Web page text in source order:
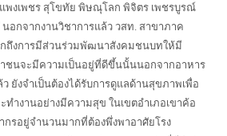
พงเพชร สุโขทัย พิษณุโลก พิจิตร เพชรบูรณ์
อกจากงานวิชาการแล้ว วสท. สาขาภาค
ถึงการมีส่วนร่วมพัฒนาสังคมชนบทให้มี
ชนจะมีความเป็นอยู่ที่ดีขึ้นนั้นนอกจากอาหาร
ยังจำเป็นต้องได้รับการดูแลด้านสุขภาพเพื่อ
ำงานอย่างมีความสุข ในเขตอำเภอเขาค้อ
รอยู่จำนวนมากที่ต้องพึ่งพาอาศัยโรง